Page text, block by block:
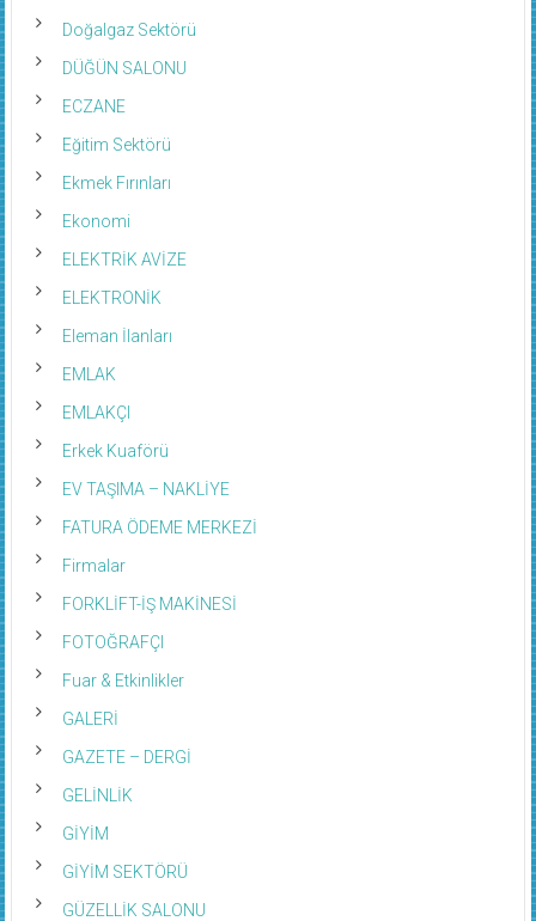
Doğalgaz Sektörü
DÜĞÜN SALONU
ECZANE
Eğitim Sektörü
Ekmek Fırınları
Ekonomi
ELEKTRİK AVİZE
ELEKTRONİK
Eleman İlanları
EMLAK
EMLAKÇI
Erkek Kuaförü
EV TAŞIMA – NAKLİYE
FATURA ÖDEME MERKEZİ
Firmalar
FORKLİFT-İŞ MAKİNESİ
FOTOĞRAFÇI
Fuar & Etkinlikler
GALERİ
GAZETE – DERGİ
GELİNLİK
GİYİM
GİYİM SEKTÖRÜ
GÜZELLİK SALONU